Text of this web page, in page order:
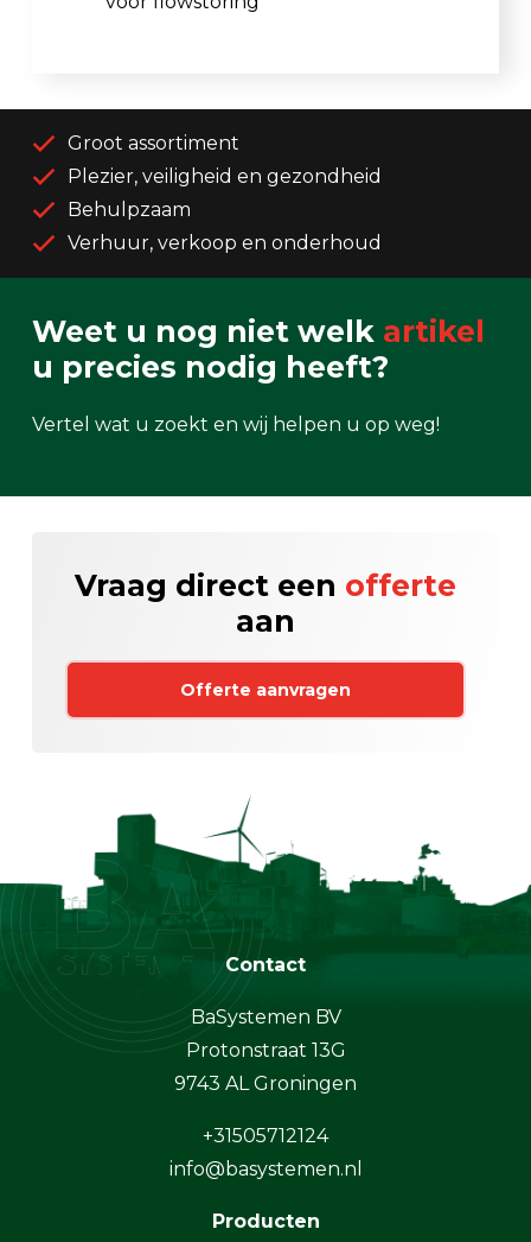
Groot assortiment
Plezier, veiligheid en gezondheid
Behulpzaam
Verhuur, verkoop en onderhoud
Weet u nog niet welk artikel
u precies nodig heeft?
Vertel wat u zoekt en wij helpen u op weg!
Vraag direct een offerte
aan
Offerte aanvragen
Contact
BaSystemen BV
Protonstraat 13G
9743 AL Groningen
+31505712124
info@basystemen.nl
Producten